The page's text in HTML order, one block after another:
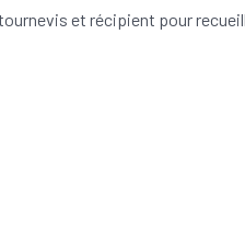
et récipient pour